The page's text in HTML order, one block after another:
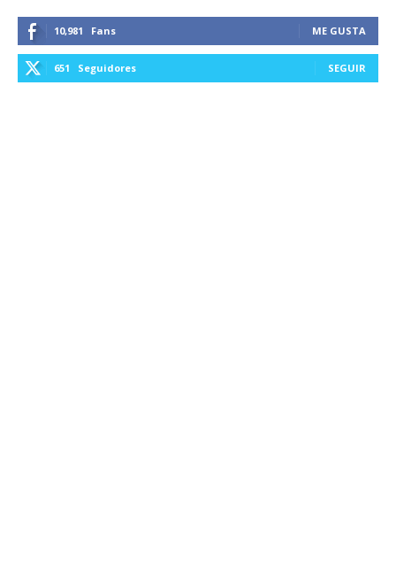
10,981 Fans ME GUSTA
651 Seguidores SEGUIR